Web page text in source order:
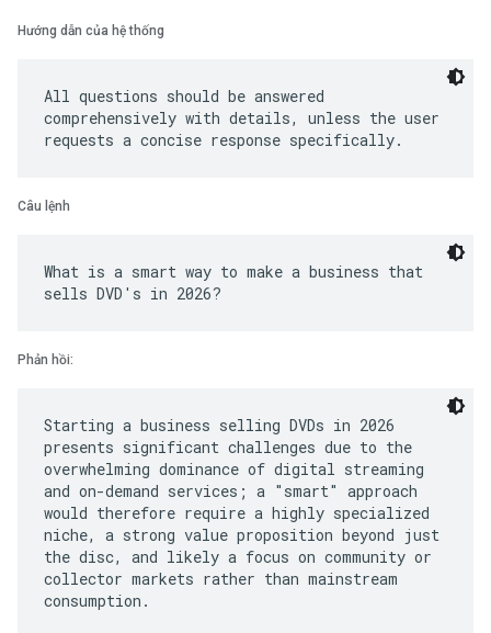
Hướng dẫn của hệ thống
All questions should be answered
comprehensively with details, unless the user
Câu lệnh
What is a smart way to make a business that
Phản hồi:
Starting a business selling DVDs in 2026
presents significant challenges due to the
overwhelming dominance of digital streaming
and on-demand services; a "smart" approach
would therefore require a highly specialized
niche, a strong value proposition beyond just
the disc, and likely a focus on community or
collector markets rather than mainstream
consumption.